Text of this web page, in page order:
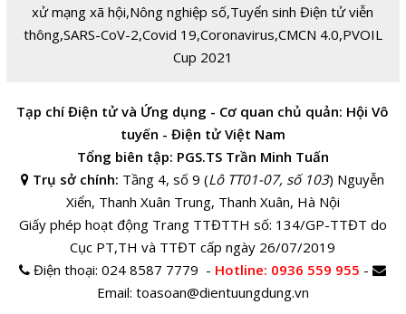
xử mạng xã hội,Nông nghiệp số,Tuyển sinh Điện tử viễn
thông,SARS-CoV-2,Covid 19,Coronavirus,CMCN 4.0,PVOIL
Cup 2021
Tạp chí Điện tử và Ứng dụng - Cơ quan chủ quản: Hội Vô
tuyến - Điện tử Việt Nam
Tổng biên tập: PGS.TS Trần Minh Tuấn
Trụ sở chính: Tầng 4, số 9 (Lô TT01-07, số 103) Nguyễn
Xiển, Thanh Xuân Trung, Thanh Xuân, Hà Nội
Giấy phép hoạt động Trang TTĐTTH số: 134/GP-TTĐT do
Cục PT,TH và TTĐT cấp ngày 26/07/2019
Điện thoại:024 8587 7779 - Hotline: 0936 559 955 -
Email: toasoan@dientuungdung.vn